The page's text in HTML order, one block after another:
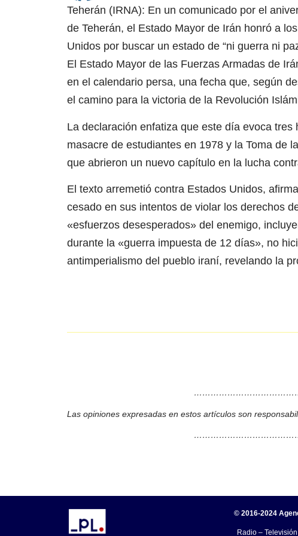
Teherán (IRNA): En un comunicado por el
de Teherán, el Estado Mayor de Irán honró a
Unidos por buscar un estado de “ni guerra ni
El Estado Mayor de las Fuerzas Armadas de
en el calendario persa, una fecha que, según
el camino para la victoria de la Revolución
La declaración enfatiza que este día evoca
masacre de estudiantes en 1978 y la Toma de
que abrieron un nuevo capítulo en la lucha
El texto arremetió contra Estados Unidos,
cesado en sus intentos de violar los derechos
«esfuerzos desesperados» del enemigo,
durante la «guerra impuesta de 12 días», no
antimperialismo del pueblo iraní, revelando la
Las opiniones expresadas en estos artículos son
© 2016-2024
Radio –